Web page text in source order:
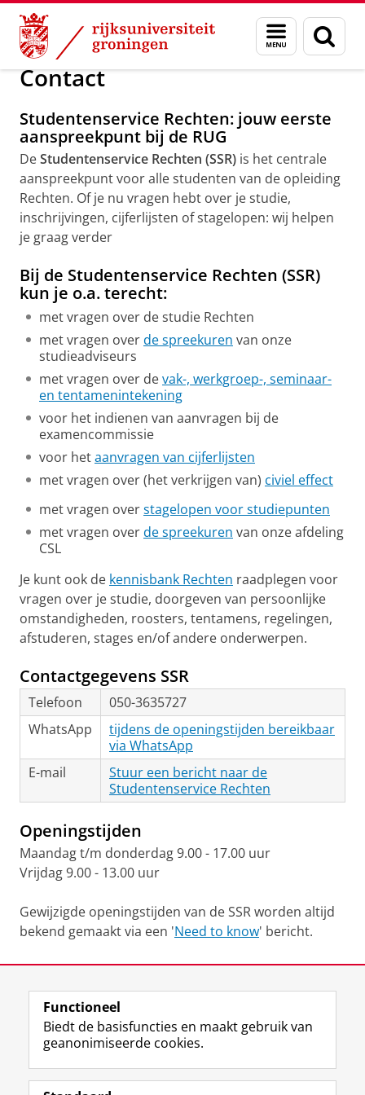
Skip
Content
Skip
Navigation
Menu
en
zoeken
Dienst Onderwijs en Studiebegeleiding
Contact
Studentenservice Rechten: jouw eerste
aanspreekpunt bij de RUG
DeStudentenservice Rechten (SSR) is het centrale
aanspreekpunt voor alle studenten van de opleiding
Rechten. Of je nu vragen hebt over je studie,
inschrijvingen, cijferlijsten of stagelopen: wij helpen
je graag verder
Bij de Studentenservice Rechten (SSR)
kun je o.a. terecht:
met vragen over de studie Rechten
met vragen overde spreekuren van onze
studieadviseurs
met vragen over devak-, werkgroep-, seminaar-
en tentamenintekening
voor het indienen van aanvragen bij de
examencommissie
voor hetaanvragen van cijferlijsten
met vragen over (het verkrijgen van) civiel effect
met vragen overstagelopen voor studiepunten
met vragen overde spreekuren van onze afdeling
CSL
Je kunt ook de kennisbank Rechten raadplegen voor
vragen over je studie, doorgeven van persoonlijke
omstandigheden, roosters, tentamens, regelingen,
afstuderen, stages en/of andere onderwerpen.
Contactgegevens SSR
Telefoon
050-3635727
WhatsApp
tijdens de openingstijden bereikbaar
via WhatsApp
E-mail
Stuur een bericht naar de
Studentenservice Rechten
Openingstijden
Maandag t/m donderdag 9.00 - 17.00 uur
Vrijdag 9.00 - 13.00 uur
Gewijzigde openingstijden van de SSR worden altijd
bekend gemaakt via een 'Need to know' bericht.
View this page in:English
Volg de RUG
F
a
L
i
R
S
I
n
Y
o
Functioneel
Biedt de basisfuncties en maakt gebruik van
geanonimiseerde cookies.